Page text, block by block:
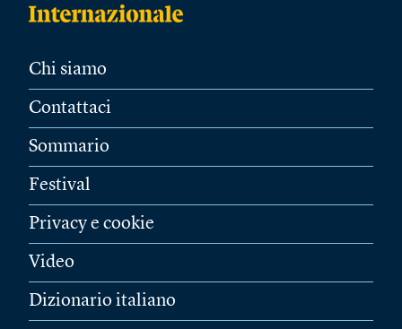
Chi siamo
Contattaci
Sommario
Festival
Privacy e cookie
Video
Dizionario italiano